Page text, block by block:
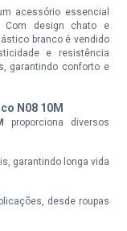
acessório essencial
Com design chato e
branco é vendido
e resistência
garantindo conforto e
N08 10M
proporciona diversos
garantindo longa vida
desde roupas